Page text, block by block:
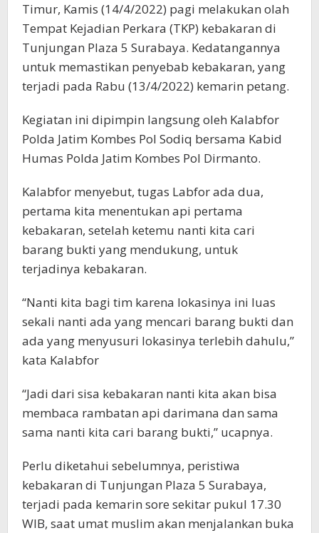
Timur, Kamis (14/4/2022) pagi melakukan olah
Tempat Kejadian Perkara (TKP) kebakaran di
Tunjungan Plaza 5 Surabaya. Kedatangannya
untuk memastikan penyebab kebakaran, yang
terjadi pada Rabu (13/4/2022) kemarin petang.
Kegiatan ini dipimpin langsung oleh Kalabfor
Polda Jatim Kombes Pol Sodiq bersama Kabid
Humas Polda Jatim Kombes Pol Dirmanto.
Kalabfor menyebut, tugas Labfor ada dua,
pertama kita menentukan api pertama
kebakaran, setelah ketemu nanti kita cari
barang bukti yang mendukung, untuk
terjadinya kebakaran.
“Nanti kita bagi tim karena lokasinya ini luas
sekali nanti ada yang mencari barang bukti dan
ada yang menyusuri lokasinya terlebih dahulu,”
kata Kalabfor
“Jadi dari sisa kebakaran nanti kita akan bisa
membaca rambatan api darimana dan sama
sama nanti kita cari barang bukti,” ucapnya.
Perlu diketahui sebelumnya, peristiwa
kebakaran di Tunjungan Plaza 5 Surabaya,
terjadi pada kemarin sore sekitar pukul 17.30
WIB, saat umat muslim akan menjalankan buka